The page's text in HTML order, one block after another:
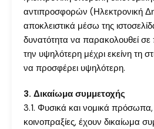
αντιπροσφορών (Ηλεκτρονική
αποκλειστικά μέσω της
δυνατότητα να παρακολουθεί
την υψηλότερη μέχρι εκείνη τη
να προσφέρει υψηλότερη.
3. Δικαίωμα συμμετοχής
3.1. Φυσικά και νομικά
κοινοπραξίες, έχουν δικαίωμα